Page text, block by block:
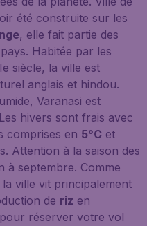
été construite sur les
, elle fait partie des
Habitée par les
siècle, la ville est
anglais et hindou.
Varanasi est
hivers sont frais avec
comprises en 5°C et
Attention à la saison des
à septembre. Comme
ville vit principalement
de riz en
réserver votre vol